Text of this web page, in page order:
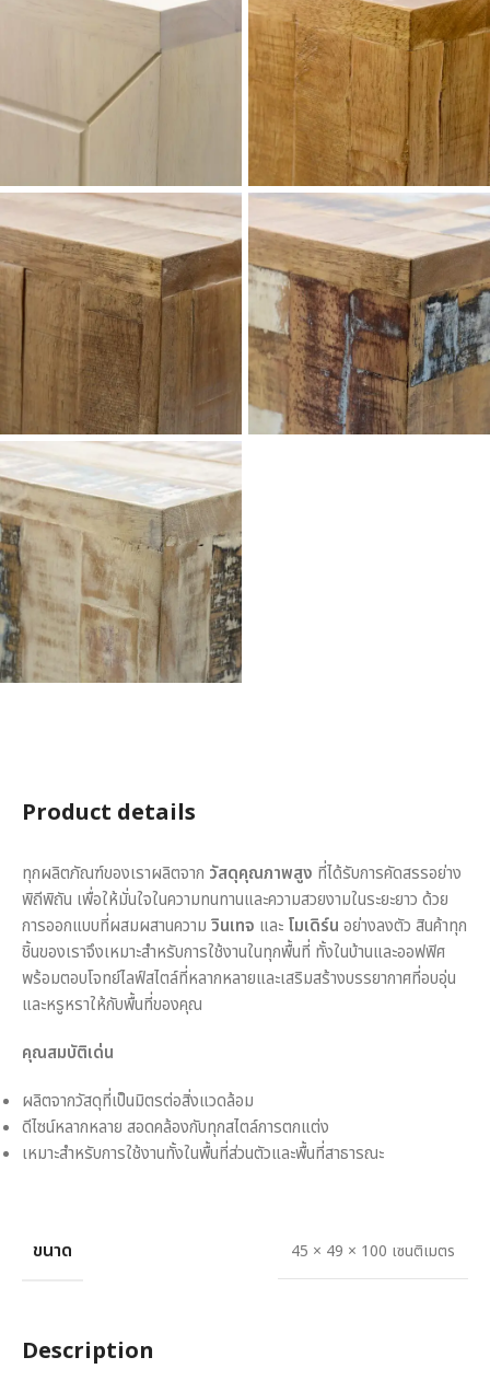
Product details
ทุกผลิตภัณฑ์ของเราผลิตจาก วัสดุคุณภาพสูง ที่ได้รับการคัดสรรอย่าง
พิถีพิถัน เพื่อให้มั่นใจในความทนทานและความสวยงามในระยะยาว ด้วย
การออกแบบที่ผสมผสานความ วินเทจ และ โมเดิร์น อย่างลงตัว สินค้าทุก
ชิ้นของเราจึงเหมาะสำหรับการใช้งานในทุกพื้นที่ ทั้งในบ้านและออฟฟิศ
พร้อมตอบโจทย์ไลฟ์สไตล์ที่หลากหลายและเสริมสร้างบรรยากาศที่อบอุ่น
และหรูหราให้กับพื้นที่ของคุณ
คุณสมบัติเด่น
ผลิตจากวัสดุที่เป็นมิตรต่อสิ่งแวดล้อม
ดีไซน์หลากหลาย สอดคล้องกับทุกสไตล์การตกแต่ง
เหมาะสำหรับการใช้งานทั้งในพื้นที่ส่วนตัวและพื้นที่สาธารณะ
ขนาด 45 × 49 × 100 เซนติเมตร
Description